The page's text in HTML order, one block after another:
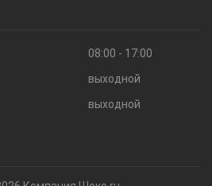
08:00 - 17:00
выходной
выходной